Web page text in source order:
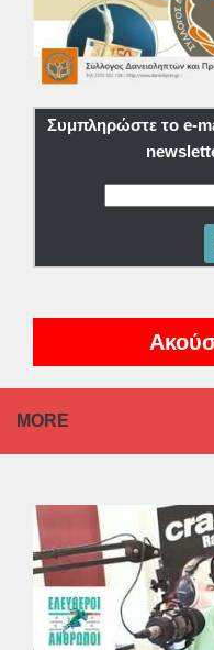
Συμπληρώστε το e-
MORE